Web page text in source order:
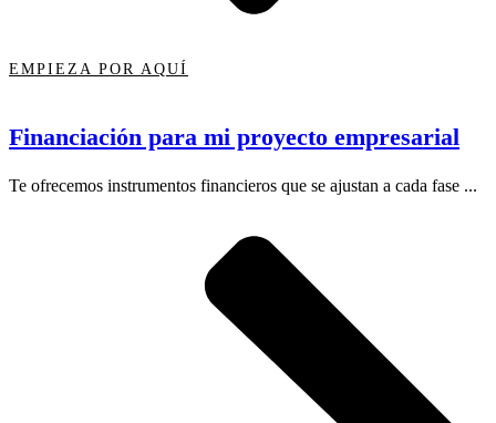
EMPIEZA POR AQUÍ
Financiación para mi proyecto empresarial
Te ofrecemos instrumentos financieros que se ajustan a cada fase ...